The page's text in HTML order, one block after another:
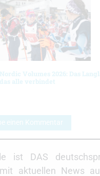
Volumes 2026: Das
alle verbindet
einen Kommentar
ist DAS
aktuellen News